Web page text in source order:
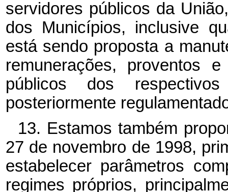
servidores públicos da
dos Municípios, inclusive
está sendo proposta a
remunerações, proventos
públicos dos
posteriormente
13. Estamos também
27 de novembro de 1998,
estabelecer parâmetros
regimes próprios,